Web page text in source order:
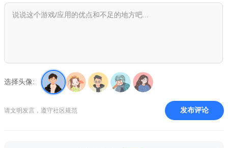
选择头像:
请文明发言，遵守社区规范 发布评论